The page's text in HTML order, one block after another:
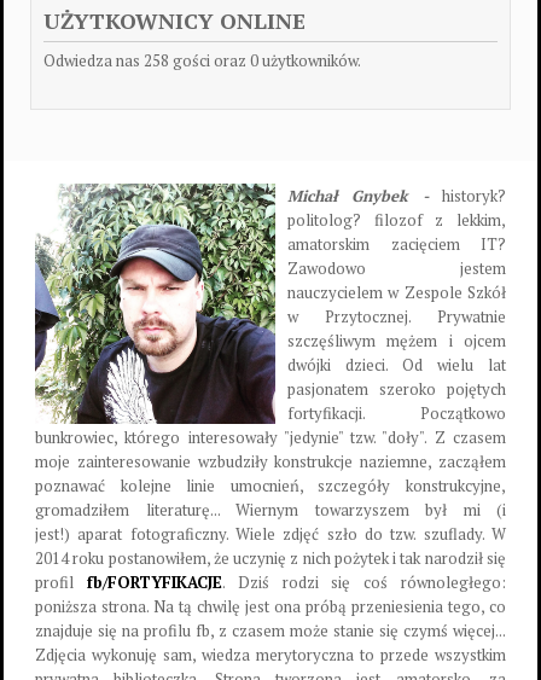
UŻYTKOWNICY ONLINE
Odwiedza nas 258 gości oraz 0 użytkowników.
Michał Gnybek - historyk?
politolog? filozof z lekkim,
amatorskim zacięciem IT?
Zawodowo jestem
nauczycielem w Zespole Szkół
w Przytocznej. Prywatnie
szczęśliwym mężem i ojcem
dwójki dzieci. Od wielu lat
pasjonatem szeroko pojętych
fortyfikacji. Początkowo
bunkrowiec, którego interesowały "jedynie" tzw. "doły". Z czasem
moje zainteresowanie wzbudziły konstrukcje naziemne, zacząłem
poznawać kolejne linie umocnień, szczegóły konstrukcyjne,
gromadziłem literaturę... Wiernym towarzyszem był mi (i
jest!) aparat fotograficzny. Wiele zdjęć szło do tzw. szuflady. W
2014 roku postanowiłem, że uczynię z nich pożytek i tak narodził się
profil fb/FORTYFIKACJE. Dziś rodzi się coś równoległego:
poniższa strona. Na tą chwilę jest ona próbą przeniesienia tego, co
znajduje się na profilu fb, z czasem może stanie się czymś więcej...
Zdjęcia wykonuję sam, wiedza merytoryczna to przede wszystkim